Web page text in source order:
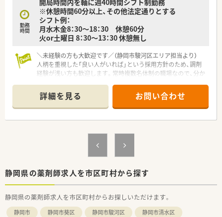
勤務
時間
※休憩時間60分以上、その他法定通りとする
シフト例：
月水木金8：30～18：30 休憩60分
火or土曜日 8：30～13：30 休憩無し
＼未経験の方も大歓迎です／（静岡市駿河区エリア担当より）
人柄を重視した「良い人がいれば」という採用方針のため、調剤
経験が浅い方も歓迎します。常時複数名体制の職場なので、分か
【店舗情報と応需状況について】
■JR東海道本線の静岡駅から車で10分ほどの場所に位置してお
り、お車でのマイカー通勤が非常に便利な立地です。
あたり50枚から70枚ほどを処理しています。
■応需科目は内科と小児科がメインとなっており、地域のお子様
【募集背景と求める人物像について】
■調剤の未経験者やブランクのある方も受け入れており、周囲と
協調しながら優しく丁寧に対応できる方を求めます。
詳細を見る お問い合わせ
静岡県の薬剤師求人を市区町村から探す
静岡県の薬剤師求人を市区町村からお探しいただけます。
静岡市 静岡市葵区 静岡市駿河区
静岡市清水区